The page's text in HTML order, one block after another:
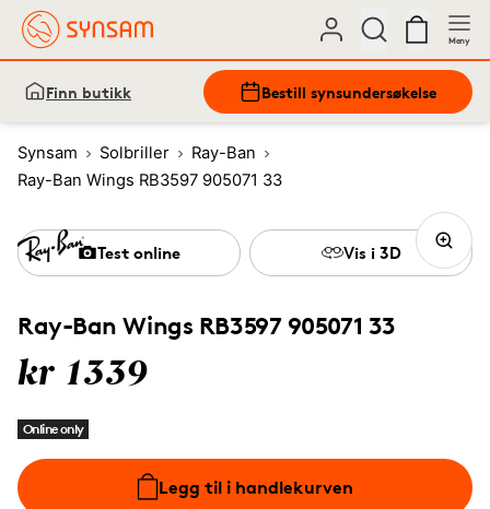
Meny
Finn butikk Bestill synsundersøkelse
Synsam Solbriller
Ray-Ban
Ray-Ban Wings RB3597 905071 33
Ray-Ban Wings RB3597 905071 33
kr 1339
Online only
Legg til i handlekurven
Test online Vis i 3D